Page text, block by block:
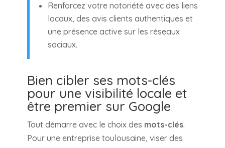
Renforcez votre notoriété avec des liens
locaux, des avis clients authentiques et
une présence active sur les réseaux
sociaux.
Bien cibler ses mots-clés
pour une visibilité locale et
être premier sur Google
Tout démarre avec le choix des mots-clés.
Pour une entreprise toulousaine, viser des